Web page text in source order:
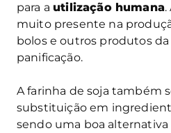
para a utilização humana.
muito presente na
bolos e outros produtos
panificação.
A farinha de soja também
substituição em
sendo uma boa alternativa